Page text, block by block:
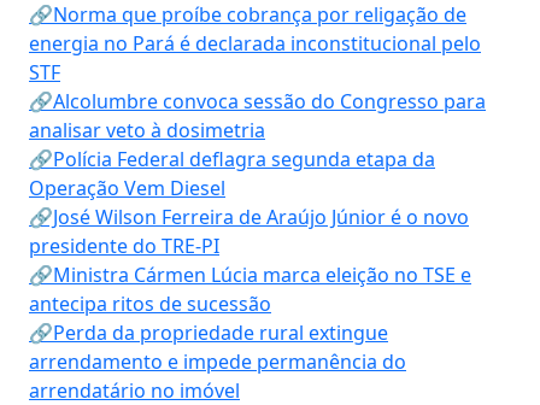
🔗Norma que proíbe cobrança por religação de
energia no Pará é declarada inconstitucional pelo
STF
🔗Alcolumbre convoca sessão do Congresso para
analisar veto à dosimetria
🔗Polícia Federal deflagra segunda etapa da
Operação Vem Diesel
🔗José Wilson Ferreira de Araújo Júnior é o novo
presidente do TRE-PI
🔗Ministra Cármen Lúcia marca eleição no TSE e
antecipa ritos de sucessão
🔗Perda da propriedade rural extingue
arrendamento e impede permanência do
arrendatário no imóvel